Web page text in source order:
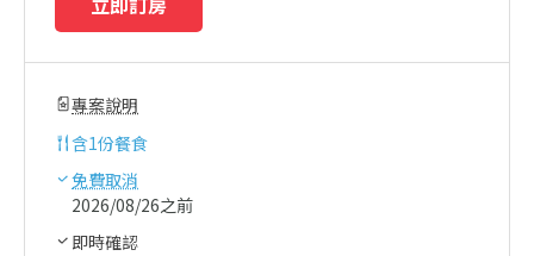
專案說明
含1份餐食
免費取消
2026/08/26之前
即時確認